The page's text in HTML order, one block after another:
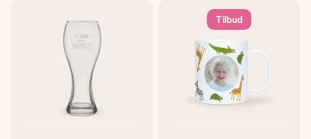
Tilbud